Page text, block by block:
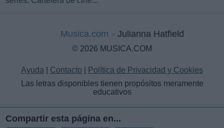
Musica.com Julianna Hatfield
© 2026 MUSICA.COM
Ayuda Contacto
Política de Privacidad y Cookies
Las letras disponibles tienen propósitos meramente
educativos
Compartir esta página en...